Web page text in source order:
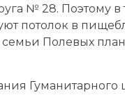
№ 28. Поэтому
потолок в
Полевых
Гуманитарного